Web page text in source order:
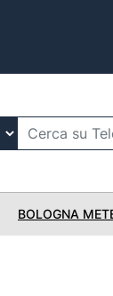
BOLOGNA